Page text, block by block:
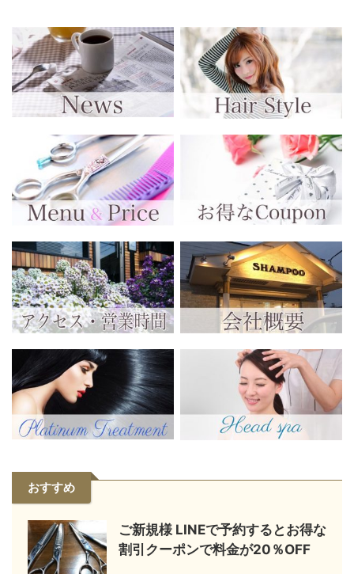
おすすめ
ご新規様 LINEで予約するとお得な
割引クーポンで料金が20％OFF